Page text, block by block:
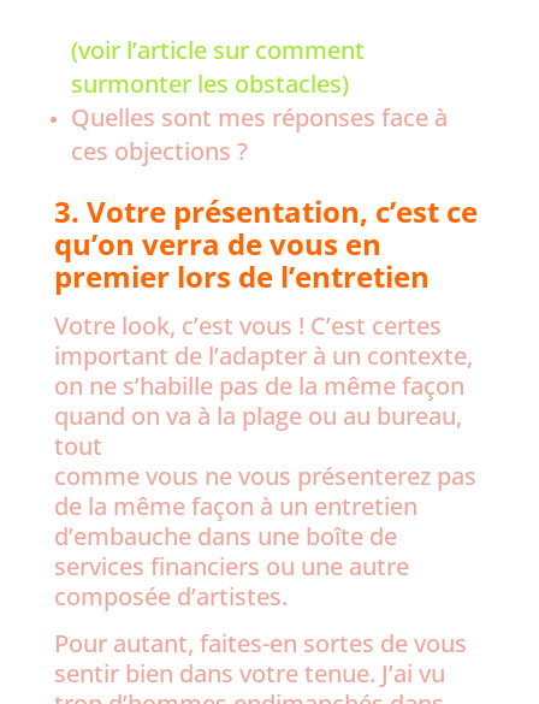
(voir l’article sur comment
surmonter les obstacles)
Quelles sont mes réponses face à
ces objections ?
3. Votre présentation, c’est ce
qu’on verra de vous en
premier lors de l’entretien
Votre look, c’est vous ! C’est certes
important de l’adapter à un contexte,
on ne s’habille pas de la même façon
quand on va à la plage ou au bureau,
tout
comme vous ne vous présenterez pas
de la même façon à un entretien
d’embauche dans une boîte de
services financiers ou une autre
composée d’artistes.
Pour autant, faites-en sortes de vous
sentir bien dans votre tenue. J’ai vu